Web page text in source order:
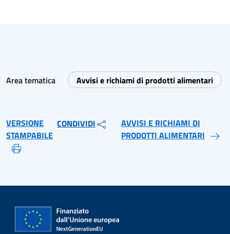
Area tematica Avvisi e richiami di prodotti alimentari
VERSIONE
STAMPABILE
CONDIVIDI
AVVISI E RICHIAMI DI
PRODOTTI ALIMENTARI